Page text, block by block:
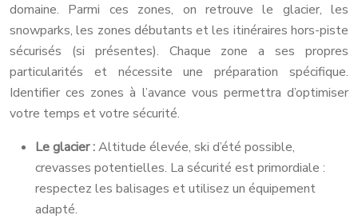
domaine. Parmi ces zones, on retrouve le glacier, les
snowparks, les zones débutants et les itinéraires hors-piste
sécurisés (si présentes). Chaque zone a ses propres
particularités et nécessite une préparation spécifique.
Identifier ces zones à l’avance vous permettra d’optimiser
votre temps et votre sécurité.
Le glacier :Altitude élevée, ski d’été possible,
crevasses potentielles. La sécurité est primordiale :
respectez les balisages et utilisez un équipement
adapté.